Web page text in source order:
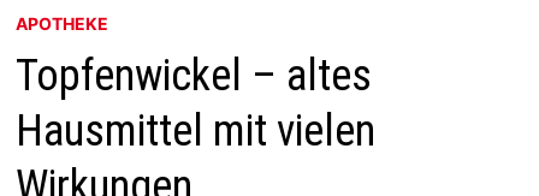
APOTHEKE
Topfenwickel – altes
Hausmittel mit vielen